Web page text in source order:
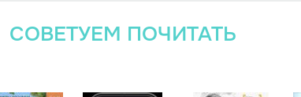
СОВЕТУЕМ ПОЧИТАТЬ